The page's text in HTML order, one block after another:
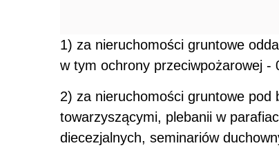
1) za nieruchomości gruntowe
w tym ochrony przeciwpożarowej -
2) za nieruchomości gruntowe
towarzyszącymi, plebanii w
diecezjalnych, seminariów